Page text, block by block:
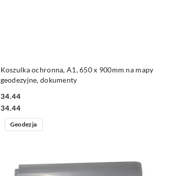
Koszulka ochronna, A1, 650 x 900mm na mapy
geodezyjne, dokumenty
Cena:
34.44
Cena:
34.44
Geodezja